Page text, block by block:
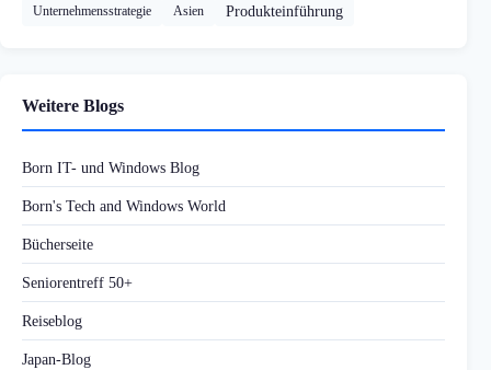
Unternehmensstrategie
Asien Produkteinführung
Weitere Blogs
Born IT- und Windows Blog
Born's Tech and Windows World
Bücherseite
Seniorentreff 50+
Reiseblog
Japan-Blog